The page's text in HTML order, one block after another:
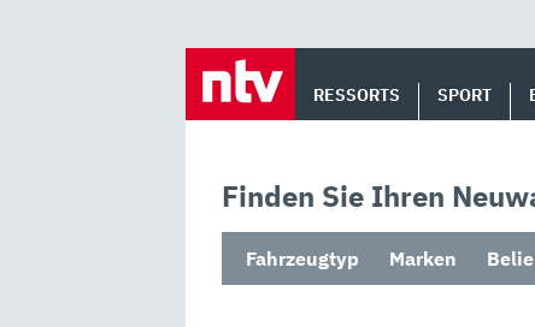
RESSORTS SPORT
Finden Sie Ihren
Fahrzeugtyp Marken